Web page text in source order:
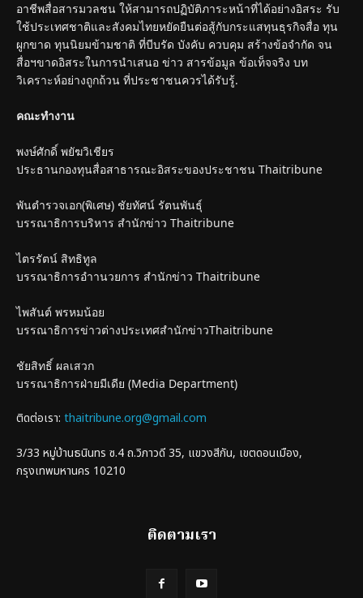
อาชีพสื่อสารมวลชน ให้สามารถปฏิบัติภาระหน้าที่ได้อย่างอิสระ รับ
ใช้ประเทศชาติและสังคมไทยหยัดยืนต่อสู้กับกระแสทุนธุรกิจสื่อ ทุน
ผูกขาด ทุนนิยมข้ามชาติ ที่บีบรัด บังคับ ควบคุม สร้างข้อจำกัด จน
สื่อฯขาดอิสระในการนำเสนอ ข่าว สารข้อมูล ข้อเท็จจริง บท
วิเคราะห์อย่างถูกถ้วน ที่ประชาชนควรได้รับรู้.
คณะทำงาน
พงษ์ศักดิ์ พยัฆวิเชียร
ประธานกองทุนสื่อสาธารณะอิสระของประชาชน Thaitribune
พันตำรวจเอก(พิเศษ) ชัยทัศน์ รัตนพันธุ์
บรรณาธิการบริหาร สำนักข่าว Thaitribune
ไตรรัตน์ สิทธิทูล
บรรณาธิการอำานวยการ สำนักข่าว Thaitribune
ไพสันต์ พรหมน้อย
บรรณาธิการข่าวต่างประเทศสำนักข่าวThaitribune
ชัยสิทธิ์ ผลเสวก
บรรณาธิการฝ่ายมีเดีย (Media Department)
ติดต่อเรา: thaitribune.org@gmail.com
3/33 หมู่บ้านธนินทร ซ.4 ถ.วิภาวดี 35, แขวงสีกัน, เขตดอนเมือง,
กรุงเทพมหานคร 10210
ติดตามเรา